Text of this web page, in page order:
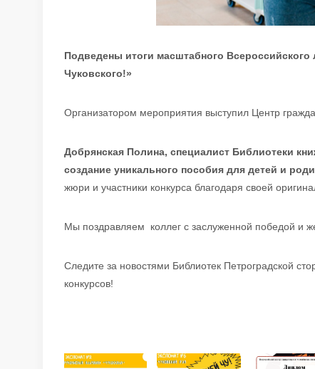
Подведены итоги масштабного Всероссийского
Чуковского!»
Организатором мероприятия выступил Центр
Добрянская Полина, специалист Библиотеки
создание уникального пособия для детей и
жюри и участники конкурса благодаря своей
Мы поздравляем коллег с заслуженной победой и
Следите за новостями Библиотек Петроградской
конкурсов!